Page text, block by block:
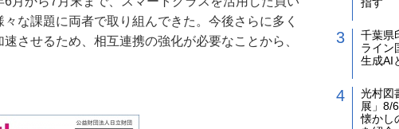
な課題に両者で取り組んできた。今後さらに多く
させるため、相互連携の強化が必要なことから、
千葉県
ライン
生成AI
光村図
展」8/
懐かし